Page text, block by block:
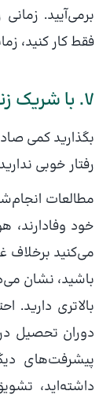
برمی‌آیید.
فقط کار کنید،
۷. با شریک زندگی خود صادق نیستید
بگذارید کمی
رفتار خوبی
مطالعات
خود وفادارند،
می‌کنید برخلاف
باشید، نشان
بالاتری دارید.
دوران تحصیل
پیشرفت‌های
داشته‌اید،